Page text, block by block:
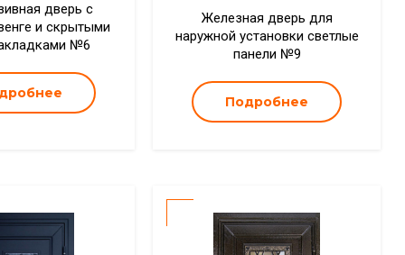
дверь с
и скрытыми
№6
Железная дверь для
наружной установки светлые
панели №9
Подробнее